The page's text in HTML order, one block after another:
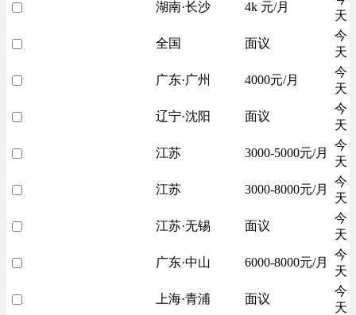
湖南·长沙 4k 元/月
天
全国 面议
今
天
广东·广州 4000元/月
今
天
辽宁·沈阳 面议
今
天
江苏 3000-5000元/月
今
天
江苏 3000-8000元/月
今
天
江苏·无锡 面议
今
天
广东·中山 6000-8000元/月
今
天
上海·青浦 面议
今
天